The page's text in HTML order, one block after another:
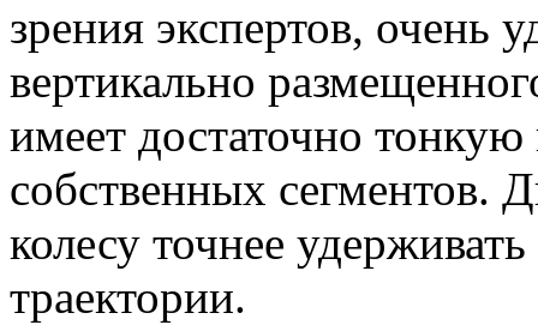
зрения экспертов, очень
вертикально
имеет достаточно
собственных сегментов.
колесу точнее
траектории.